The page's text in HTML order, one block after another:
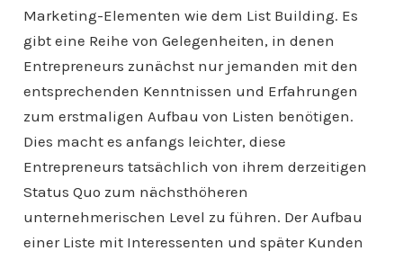
Marketing-Elementen wie dem List Building. Es
gibt eine Reihe von Gelegenheiten, in denen
Entrepreneurs zunächst nur jemanden mit den
entsprechenden Kenntnissen und Erfahrungen
zum erstmaligen Aufbau von Listen benötigen.
Dies macht es anfangs leichter, diese
Entrepreneurs tatsächlich von ihrem derzeitigen
Status Quo zum nächsthöheren
unternehmerischen Level zu führen. Der Aufbau
einer Liste mit Interessenten und später Kunden